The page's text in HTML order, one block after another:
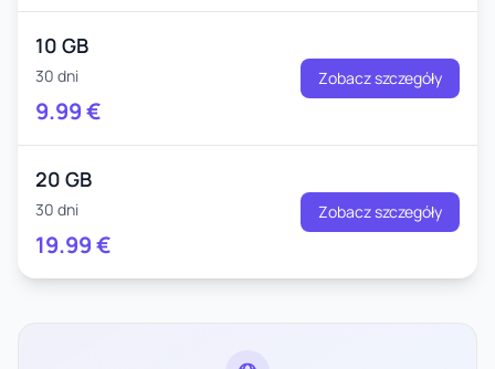
10 GB
30 dni
9.99€
Zobacz szczegóły
20 GB
30 dni
19.99€
Zobacz szczegóły